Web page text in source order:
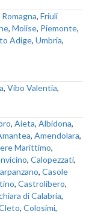
Romagna, Friuli
, Molise, Piemonte,
Adige, Umbria,
, Vibo Valentia,
, Aieta, Albidona,
, Amendolara,
Marittimo,
, Calopezzati,
, Casole
, Castrolibero,
di Calabria,
, Colosimi,